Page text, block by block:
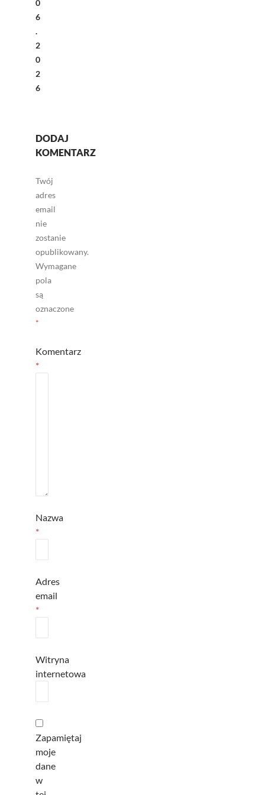
0
6
.
2
0
2
6
DODAJ
KOMENTARZ
Twój
adres
email
nie
zostanie
opublikowany.
Wymagane
pola
są
oznaczone
*
Komentarz
*
Nazwa
*
Adres
email
*
Witryna
internetowa
Zapamiętaj
moje
dane
w